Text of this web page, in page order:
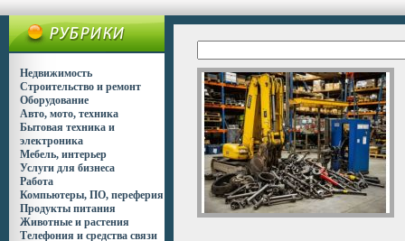
Недвижимость
Строительство и ремонт
Оборудование
Авто, мото, техника
Бытовая техника и
электроника
Мебель, интерьер
Услуги для бизнеса
Работа
Компьютеры, ПО, переферия
Продукты питания
Животные и растения
Телефония и средства связи